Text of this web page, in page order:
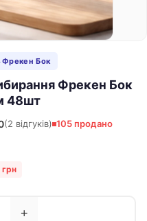
Бок
Фрекен Бок
48шт
(2 відгуків) 105 продано
+